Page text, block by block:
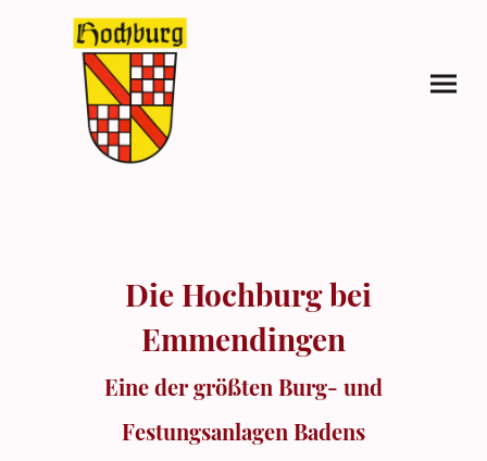
Die Hochburg bei
Emmendingen
Eine der größten Burg- und
Festungsanlagen Badens